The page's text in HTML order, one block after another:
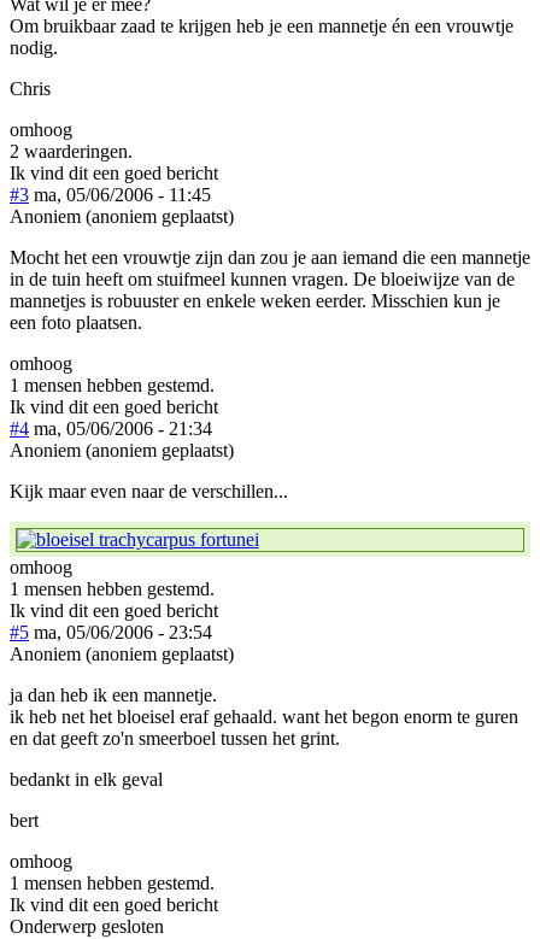
Om bruikbaar zaad te krijgen heb je een mannetje én een vrouwtje
nodig.
Chris
omhoog
2 waarderingen.
Ik vind dit een goed bericht
#3 ma, 05/06/2006 - 11:45
Anoniem (anoniem geplaatst)
Mocht het een vrouwtje zijn dan zou je aan iemand die een mannetje
in de tuin heeft om stuifmeel kunnen vragen. De bloeiwijze van de
mannetjes is robuuster en enkele weken eerder. Misschien kun je
een foto plaatsen.
omhoog
1 mensen hebben gestemd.
Ik vind dit een goed bericht
#4 ma, 05/06/2006 - 21:34
Anoniem (anoniem geplaatst)
Kijk maar even naar de verschillen...
omhoog
1 mensen hebben gestemd.
Ik vind dit een goed bericht
#5 ma, 05/06/2006 - 23:54
Anoniem (anoniem geplaatst)
ja dan heb ik een mannetje.
ik heb net het bloeisel eraf gehaald. want het begon enorm te guren
en dat geeft zo'n smeerboel tussen het grint.
bedankt in elk geval
bert
omhoog
1 mensen hebben gestemd.
Ik vind dit een goed bericht
Onderwerp gesloten